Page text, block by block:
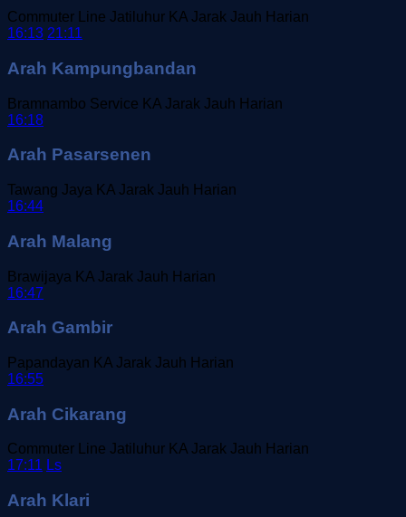
Commuter Line Jatiluhur KA Jarak Jauh Harian
16:13 21:11
Arah Kampungbandan
Bramnambo Service KA Jarak Jauh Harian
16:18
Arah Pasarsenen
Tawang Jaya KA Jarak Jauh Harian
16:44
Arah Malang
Brawijaya KA Jarak Jauh Harian
16:47
Arah Gambir
Papandayan KA Jarak Jauh Harian
16:55
Arah Cikarang
Commuter Line Jatiluhur KA Jarak Jauh Harian
17:11 Ls
Arah Klari